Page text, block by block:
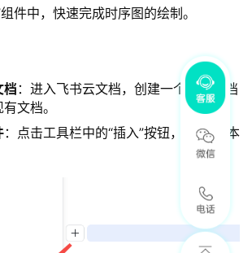
件中，快速完成时序图的绘制。
档：进入飞书云文档，创建一个新的文档
文档。
：点击工具栏中的“插入”按钮，选择“文本